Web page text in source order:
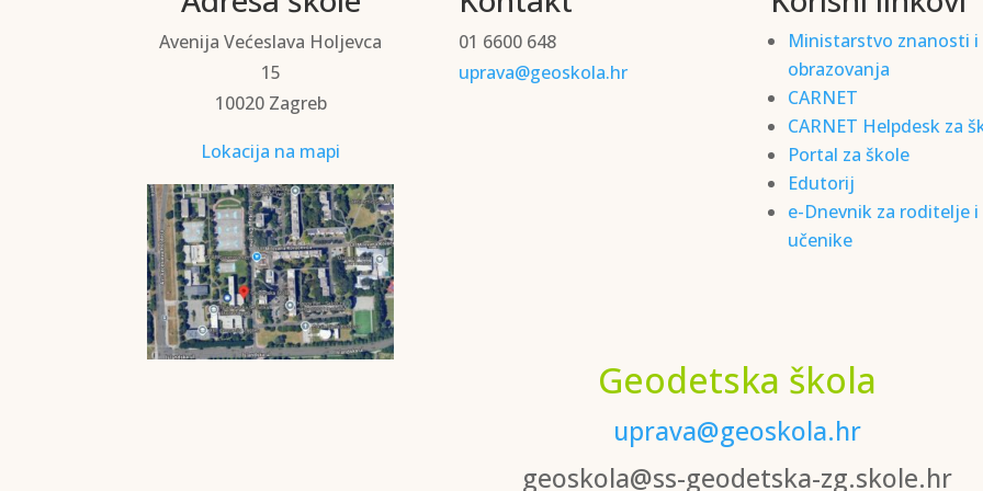
Avenija Većeslava Holjevca
15
10020 Zagreb
Lokacija na mapi
01 6600 648
uprava@geoskola.hr
Ministarstvo znanosti i
obrazovanja
CARNET
CARNET Helpdesk za
Portal za škole
Edutorij
e-Dnevnik za roditelje i
učenike
Geodetska škola
uprava@geoskola.hr
geoskola@ss-geodetska-zg.skole.hr